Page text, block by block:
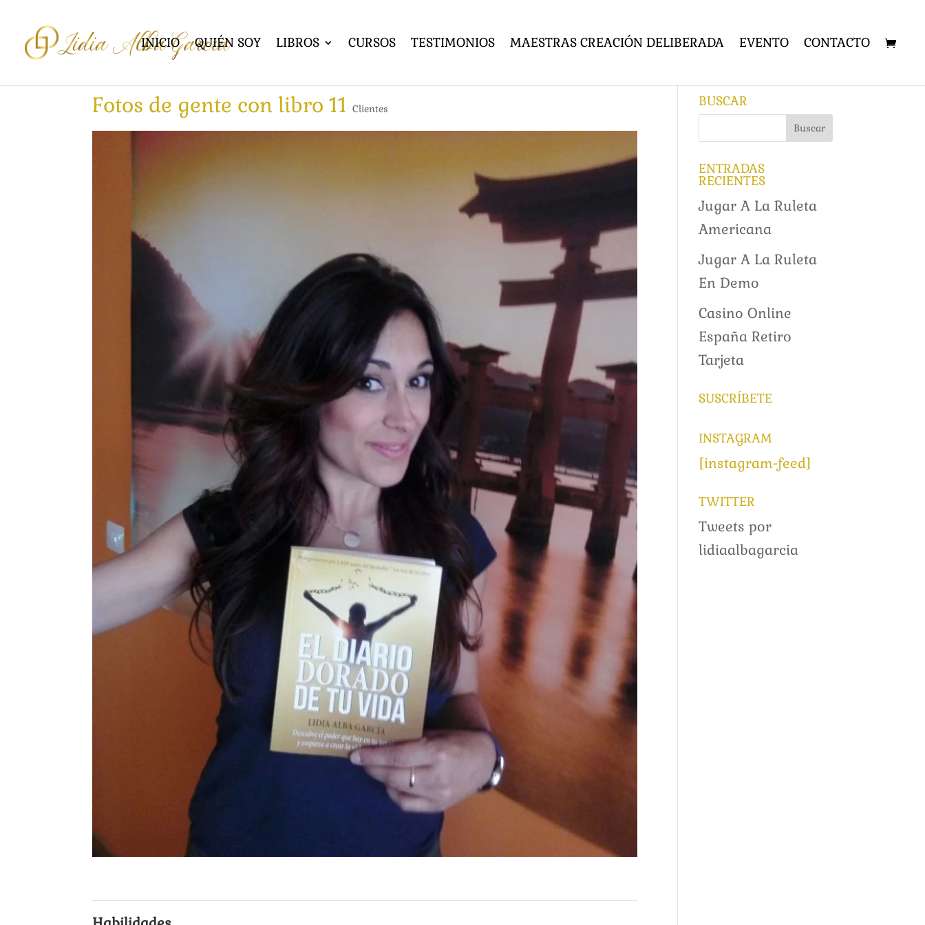
INICIO QUIÉN SOY LIBROS CURSOS TESTIMONIOS MAESTRAS CREACIÓN DELIBERADA EVENTO CONTACTO
Fotos de gente con libro 11 Clientes BUSCAR
ENTRADAS
RECIENTES
Jugar A La Ruleta
Americana
Jugar A La Ruleta
En Demo
Casino Online
España Retiro
Tarjeta
SUSCRÍBETE
INSTAGRAM
[instagram-feed]
TWITTER
Tweets por
lidiaalbagarcia